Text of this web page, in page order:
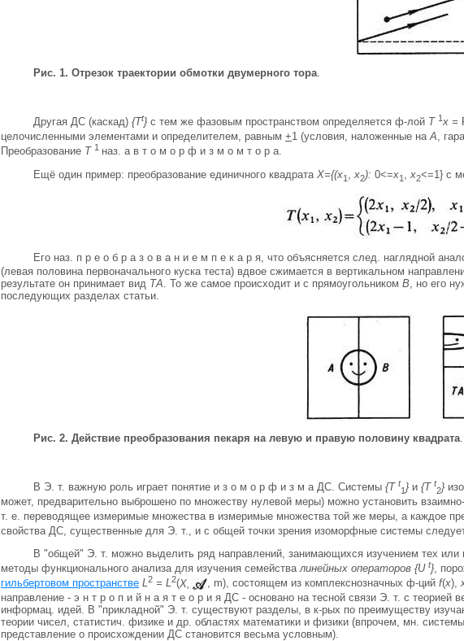
Рис. 1. Отрезок траектории обмотки двумерного тора
Другая ДС (каскад) {Тt} с тем же фазовым пространством определяется ф-лой T 1x =
целочисленными элементами и определителем, равным +1 (условия, наложенные наА,
Преобразование Т 1 наз. а в т о м о р ф и з м о м т о р а.
Ещё один пример: преобразование единичного квадрата Х={(х1 ,х2): 0<=х1 ,х2<=1} с
Его наз. п р е о б р а з о в а н и е м п е к а р я, что объясняется след. наглядной
(левая половина первоначального куска теста) вдвое сжимается в вертикальном
результате он принимает вид ТА. То же самое происходит и с прямоугольником В, но его
последующих разделах статьи.
Рис. 2. Действие преобразования пекаря на левую и правую половину квадрата
В Э. т. важную роль играет понятие и з о м о р ф и з м а ДС. Системы {Т t
1} и {Т t
2}
может, предварительно выброшено по множеству нулевой меры) можно установить
т. е. переводящее измеримые множества в измеримые множества той же меры, а каждое
свойства ДС, существенные для Э. т., и с общей точки зрения изоморфные системы
В "общей" Э. т. можно выделить ряд направлений, занимающихся изучением тех
методы функционального анализа для изучения семействалинейных операторов {U t},
гильбертовом пространстве L2 = L2(X, , m), состоящем из комплекснозначных ф-ций f(х),
направление - э н т р о п и й н а я т е о р и я ДС - основано на тесной связи Э. т. с теорией
информац. идей. В "прикладной" Э. т. существуют разделы, в к-рых по преимуществу
теории чисел, статистич. физике и др. областях математики и физики (впрочем, мн.
представление о происхождении ДС становится весьма условным).